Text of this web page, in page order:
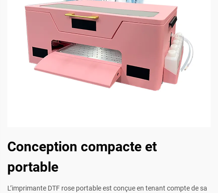
Conception compacte et
portable
L’imprimante DTF rose portable est conçue en tenant compte de sa